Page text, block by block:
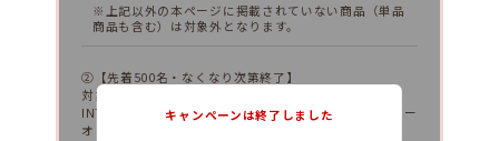
キャンペーンは終了しました
※上記以外の本ページに掲載されていない商品（単品
商品も含む）は対象外となります。
②【先着500名・なくなり次第終了】
対象のセルフプレジャーアイテムご購入で＜iroha
INTIMATE WASH【 FOAM TYPE 】(ベルガモットとビター
オレンジの香り)＞ミニボトルをプレゼント。